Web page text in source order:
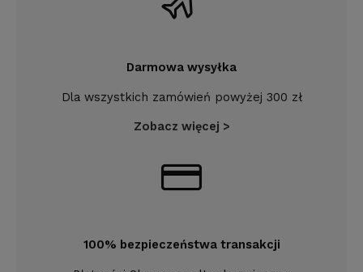
Darmowa wysyłka
Dla wszystkich zamówień powyżej 300 zł
Zobacz więcej >
100% bezpieczeństwa transakcji